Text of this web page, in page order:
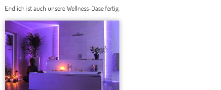
Endlich ist auch unsere Wellness-Oase fertig.